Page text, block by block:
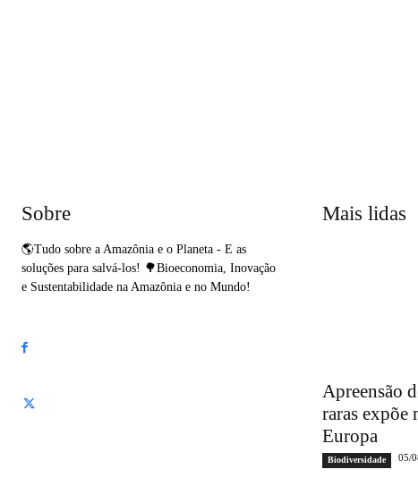
Sobre
🌎Tudo sobre a Amazônia e o Planeta - E as
soluções para salvá-los! 🌳Bioeconomia, Inovação
e Sustentabilidade na Amazônia e no Mundo!
Mais lidas
Apreensão
raras expõe
Europa
Biodiversidade 05/